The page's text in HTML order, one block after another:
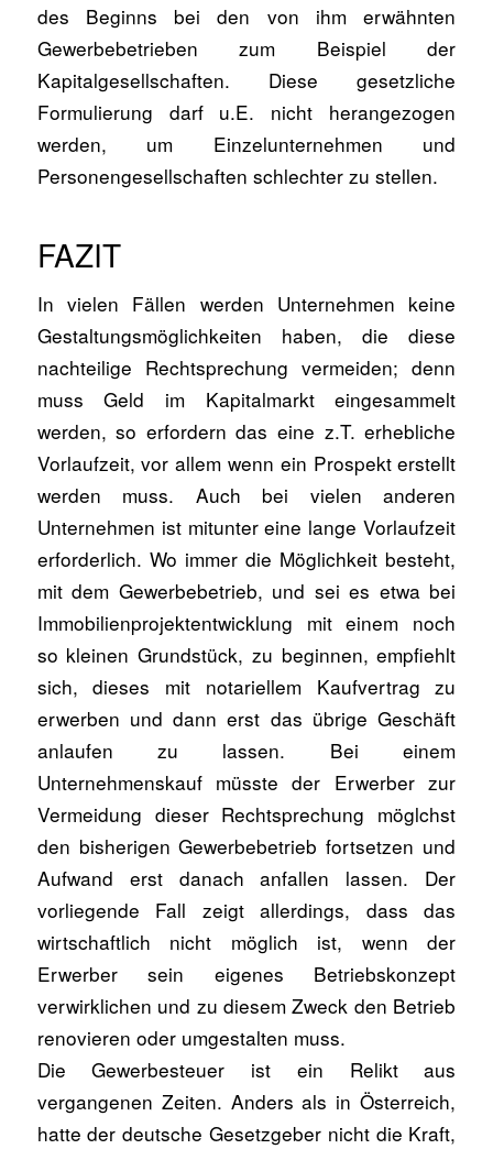
des Beginns bei den von ihm erwähnten
Gewerbebetrieben zum Beispiel der
Kapitalgesellschaften. Diese gesetzliche
Formulierung darf u.E. nicht herangezogen
werden, um Einzelunternehmen und
Personengesellschaften schlechter zu stellen.
FAZIT
In vielen Fällen werden Unternehmen keine
Gestaltungsmöglichkeiten haben, die diese
nachteilige Rechtsprechung vermeiden; denn
muss Geld im Kapitalmarkt eingesammelt
werden, so erfordern das eine z.T. erhebliche
Vorlaufzeit, vor allem wenn ein Prospekt erstellt
werden muss. Auch bei vielen anderen
Unternehmen ist mitunter eine lange Vorlaufzeit
erforderlich. Wo immer die Möglichkeit besteht,
mit dem Gewerbebetrieb, und sei es etwa bei
Immobilienprojektentwicklung mit einem noch
so kleinen Grundstück, zu beginnen, empfiehlt
sich, dieses mit notariellem Kaufvertrag zu
erwerben und dann erst das übrige Geschäft
anlaufen zu lassen. Bei einem
Unternehmenskauf müsste der Erwerber zur
Vermeidung dieser Rechtsprechung möglchst
den bisherigen Gewerbebetrieb fortsetzen und
Aufwand erst danach anfallen lassen. Der
vorliegende Fall zeigt allerdings, dass das
wirtschaftlich nicht möglich ist, wenn der
Erwerber sein eigenes Betriebskonzept
verwirklichen und zu diesem Zweck den Betrieb
renovieren oder umgestalten muss.
Die Gewerbesteuer ist ein Relikt aus
vergangenen Zeiten. Anders als in Österreich,
hatte der deutsche Gesetzgeber nicht die Kraft,